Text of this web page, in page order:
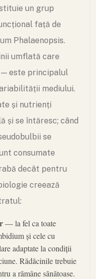
un grup
față de
Phalaenopsis.
umflată care
— este principalul
mediului.
și nutrienți
și se întăresc; când
se
consumate
decât pentru
creează
— la fel ca toate
și cele cu
adaptate la condiții
Rădăcinile trebuie
a rămâne sănătoase.